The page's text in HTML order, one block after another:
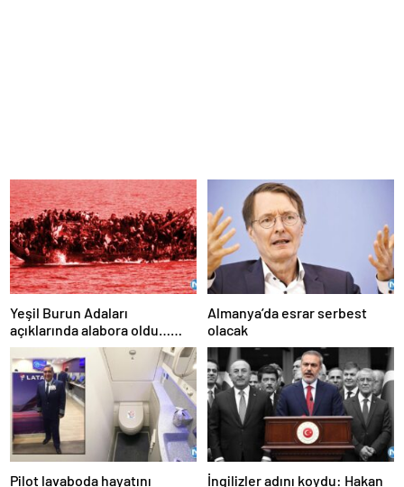
Yeşil Burun Adaları
açıklarında alabora oldu…
Göçmen teknesi faciası: 63
ölü
Almanya’da esrar serbest
olacak
Pilot lavaboda hayatını İngilizler adını koydu: Hakan